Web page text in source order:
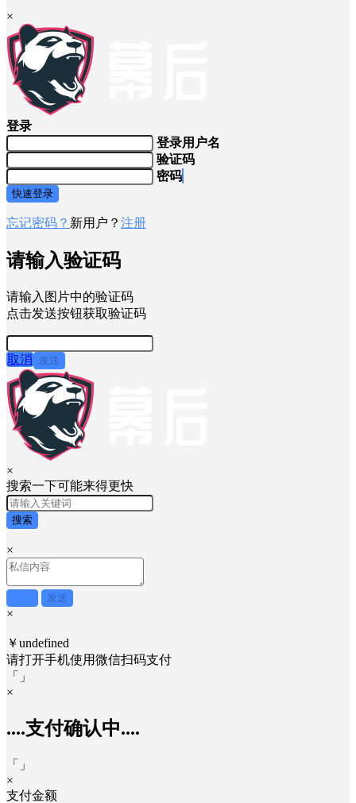
×
登录
登录用户名
验证码
密码
快速登录
忘记密码？ 新用户？ 注册
请输入验证码
请输入图片中的验证码
点击发送按钮获取验证码
取消 发送
×
搜索一下可能来得更快
搜索
×
发送
×
￥undefined
请打开手机使用微信扫码支付
「
」
×
....支付确认中....
「
」
×
支付金额